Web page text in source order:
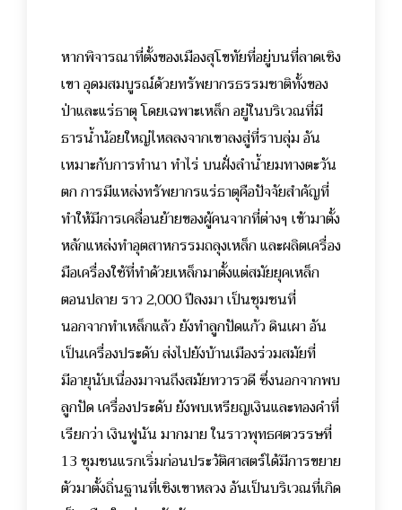
หากพิจารณาที่ตั้งของเมืองสุโขทัยที่อยู่บนที่ลาดเชิง
เขา อุดมสมบูรณ์ด้วยทรัพยากรธรรมชาติทั้งของ
ป่าและแร่ธาตุ โดยเฉพาะเหล็ก อยู่ในบริเวณที่มี
ธารน้ำน้อยใหญ่ไหลลงจากเขาลงสู่ที่ราบลุ่ม อัน
เหมาะกับการทำนา ทำไร่ บนฝั่งลำน้ำยมทางตะวัน
ตก การมีแหล่งทรัพยากรแร่ธาตุคือปัจจัยสำคัญที่
ทำให้มีการเคลื่อนย้ายของผู้คนจากที่ต่างๆ เข้ามาตั้ง
หลักแหล่งทำอุตสาหกรรมถลุงเหล็ก และผลิตเครื่อง
มือเครื่องใช้ที่ทำด้วยเหล็กมาตั้งแต่สมัยยุคเหล็ก
ตอนปลาย ราว 2,000 ปีลงมา เป็นชุมชนที่
นอกจากทำเหล็กแล้ว ยังทำลูกปัดแก้ว ดินเผา อัน
เป็นเครื่องประดับ ส่งไปยังบ้านเมืองร่วมสมัยที่
มีอายุนับเนื่องมาจนถึงสมัยทวารวดี ซึ่งนอกจากพบ
ลูกปัด เครื่องประดับ ยังพบเหรียญเงินและทองคำที่
เรียกว่า เงินฟูนัน มากมาย ในราวพุทธศตวรรษที่
13 ชุมชนแรกเริ่มก่อนประวัติศาสตร์ได้มีการขยาย
ตัวมาตั้งถิ่นฐานที่เชิงเขาหลวง อันเป็นบริเวณที่เกิด